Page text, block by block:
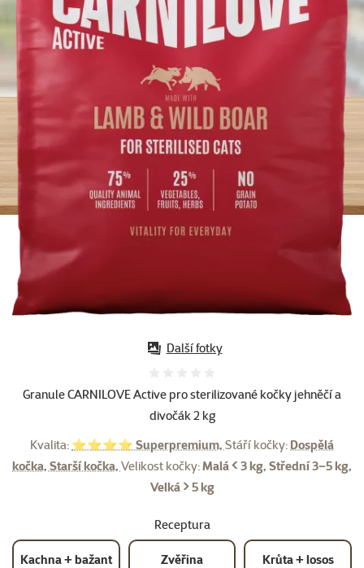
Granule CARNILOVE Active pro sterilizované kočky jehněčí a
divočák 2 kg
Kvalita: ⭐⭐⭐⭐ Superpremium, Stáří kočky: Dospělá
kočka, Starší kočka, Velikost kočky:Malá < 3 kg, Střední 3–5 kg,
Velká > 5 kg
Receptura
Kachna + bažant Zvěřina Krůta + losos
Další fotky